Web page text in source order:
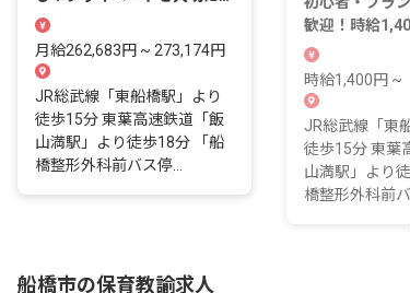
きやすい環境です
月給262,683円 ~ 273,174円
JR総武線「東船橋駅」より
徒歩15分 東葉高速鉄道「飯
山満駅」より徒歩18分 「船
橋整形外科前バス停...
歓迎！時給
入が魅力
時給1,400円 ~
JR総武線「東
徒歩15分 東葉
山満駅」より
橋整形外科前バ
船橋市の保育教諭求人